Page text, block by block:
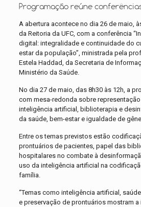
Programação reúne
A abertura acontece no dia 26 de maio,
da Reitoria da UFC, com a conferência
digital: integralidade e continuidade do
estar da população”, ministrada pela
Estela Haddad, da Secretaria de
Ministério da Saúde.
No dia 27 de maio, das 8h30 às 12h, a
com mesa-redonda sobre
inteligência artificial, biblioterapia e
da saúde, bem-estar e igualdade de
Entre os temas previstos estão
prontuários de pacientes, papel das
hospitalares no combate à
uso da inteligência artificial na
família.
“Temas como inteligência artificial,
e preservação de prontuários mostram a